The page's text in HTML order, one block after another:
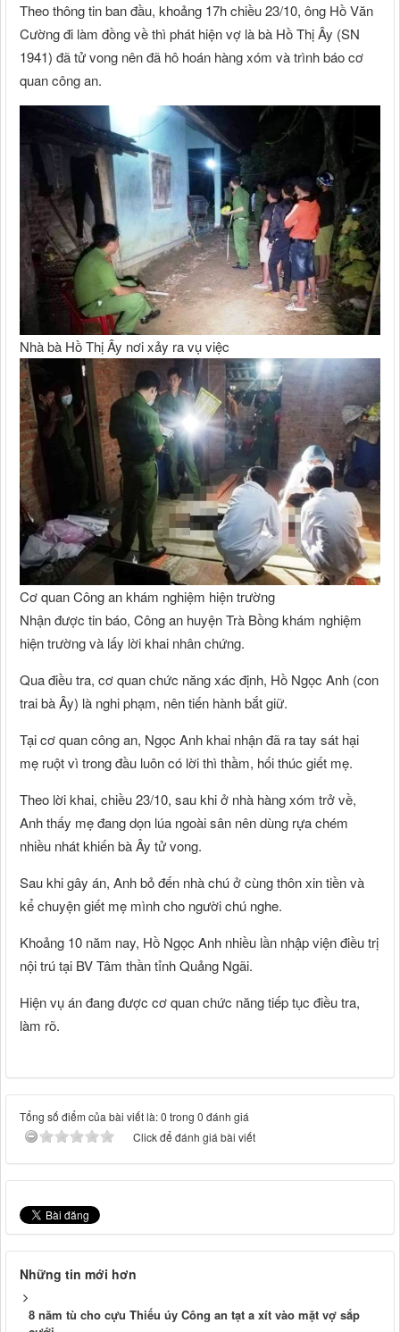
Theo thông tin ban đầu, khoảng 17h chiều 23/10, ông Hồ Văn
Cường đi làm đồng về thì phát hiện vợ là bà Hồ Thị Ây (SN
1941) đã tử vong nên đã hô hoán hàng xóm và trình báo cơ
quan công an.
Nhà bà Hồ Thị Ây nơi xảy ra vụ việc
Cơ quan Công an khám nghiệm hiện trường
Nhận được tin báo, Công an huyện Trà Bồng khám nghiệm
hiện trường và lấy lời khai nhân chứng.
Qua điều tra, cơ quan chức năng xác định, Hồ Ngọc Anh (con
trai bà Ây) là nghi phạm, nên tiến hành bắt giữ.
Tại cơ quan công an, Ngọc Anh khai nhận đã ra tay sát hại
mẹ ruột vì trong đầu luôn có lời thì thầm, hối thúc giết mẹ.
Theo lời khai, chiều 23/10, sau khi ở nhà hàng xóm trở về,
Anh thấy mẹ đang dọn lúa ngoài sân nên dùng rựa chém
nhiều nhát khiến bà Ây tử vong.
Sau khi gây án, Anh bỏ đến nhà chú ở cùng thôn xin tiền và
kể chuyện giết mẹ mình cho người chú nghe.
Khoảng 10 năm nay, Hồ Ngọc Anh nhiều lần nhập viện điều trị
nội trú tại BV Tâm thần tỉnh Quảng Ngãi.
Hiện vụ án đang được cơ quan chức năng tiếp tục điều tra,
làm rõ.
Tổng số điểm của bài viết là: 0 trong 0 đánh giá
Click để đánh giá bài viết
Những tin mới hơn
8 năm tù cho cựu Thiếu úy Công an tạt a xít vào mặt vợ sắp